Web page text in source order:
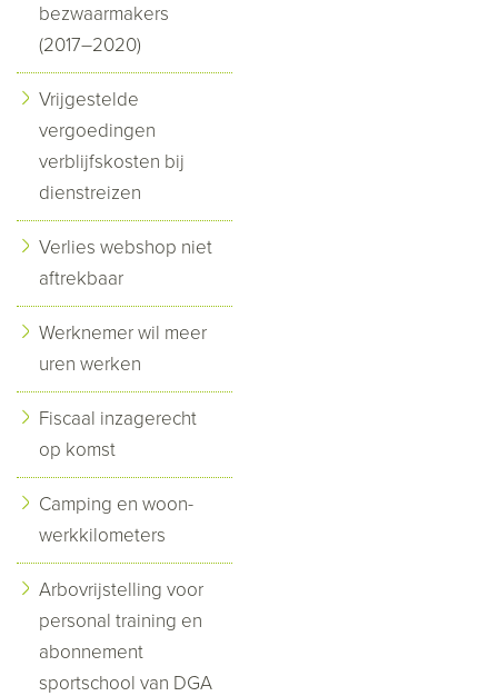
bezwaarmakers
(2017–2020)
Vrijgestelde
vergoedingen
verblijfskosten bij
dienstreizen
Verlies webshop niet
aftrekbaar
Werknemer wil meer
uren werken
Fiscaal inzagerecht
op komst
Camping en woon-
werkkilometers
Arbovrijstelling voor
personal training en
abonnement
sportschool van DGA